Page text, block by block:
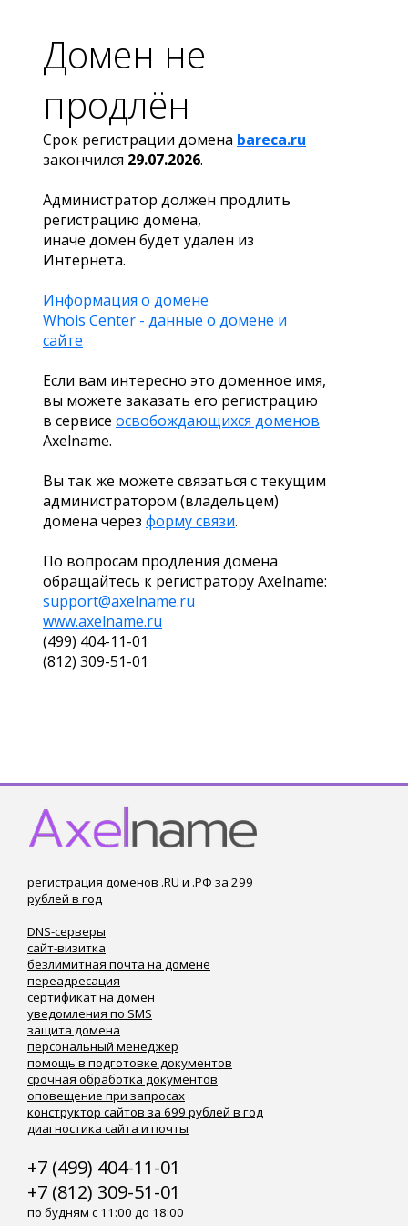
Домен не
продлён
Срок регистрации домена bareca.ru
закончился 29.07.2026.
Администратор должен продлить
регистрацию домена,
иначе домен будет удален из
Интернета.
Информация о домене
Whois Center - данные о домене и
сайте
Если вам интересно это доменное имя,
вы можете заказать его регистрацию
в сервисе освобождающихся доменов
Axelname.
Вы так же можете связаться с текущим
администратором (владельцем)
домена через форму связи.
По вопросам продления домена
обращайтесь к регистратору Axelname:
support@axelname.ru
www.axelname.ru
(499) 404-11-01
(812) 309-51-01
регистрация доменов .RU и .РФ за 299
рублей в год
DNS-серверы
сайт-визитка
безлимитная почта на домене
переадресация
сертификат на домен
уведомления по SMS
защита домена
персональный менеджер
помощь в подготовке документов
срочная обработка документов
оповещение при запросах
конструктор сайтов за 699 рублей в год
диагностика сайта и почты
+7 (499) 404-11-01
+7 (812) 309-51-01
по будням с 11:00 до 18:00